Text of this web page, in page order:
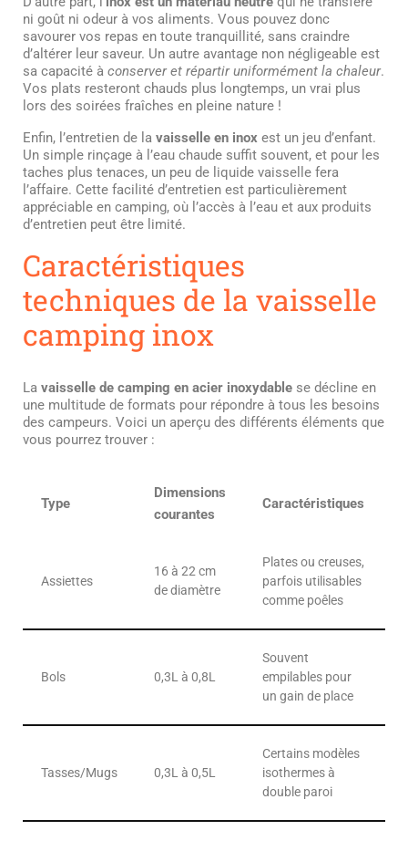
ni goût ni odeur à vos aliments. Vous pouvez donc
savourer vos repas en toute tranquillité, sans craindre
d’altérer leur saveur. Un autre avantage non négligeable est
sa capacité à conserver et répartir uniformément la chaleur.
Vos plats resteront chauds plus longtemps, un vrai plus
lors des soirées fraîches en pleine nature !
Enfin, l’entretien de la vaisselle en inox est un jeu d’enfant.
Un simple rinçage à l’eau chaude suffit souvent, et pour les
taches plus tenaces, un peu de liquide vaisselle fera
l’affaire. Cette facilité d’entretien est particulièrement
appréciable en camping, où l’accès à l’eau et aux produits
d’entretien peut être limité.
Caractéristiques
techniques de la vaisselle
camping inox
La vaisselle de camping en acier inoxydable se décline en
une multitude de formats pour répondre à tous les besoins
des campeurs. Voici un aperçu des différents éléments que
vous pourrez trouver :
Type
Dimensions
courantes
Caractéristiques
Assiettes
16 à 22 cm
de diamètre
Plates ou creuses,
parfois utilisables
comme poêles
Bols 0,3L à 0,8L
Souvent
empilables pour
un gain de place
Tasses/Mugs 0,3L à 0,5L
Certains modèles
isothermes à
double paroi